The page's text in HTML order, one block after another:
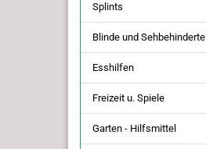
Splints
Blinde und Sehbehinderte
Esshilfen
Freizeit u. Spiele
Garten - Hilfsmittel